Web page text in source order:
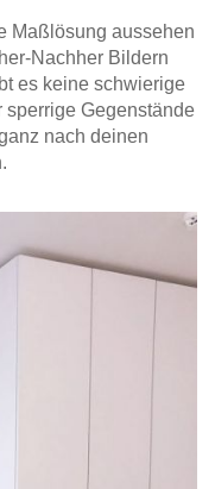
Maßlösung aussehen
Nachher Bildern
es keine schwierige
sperrige Gegenstände
nach deinen